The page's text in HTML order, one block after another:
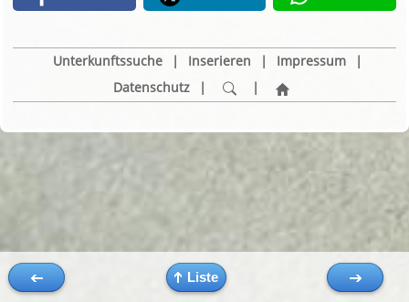
Unterkunftssuche | Inserieren | Impressum
|
Datenschutz
| |